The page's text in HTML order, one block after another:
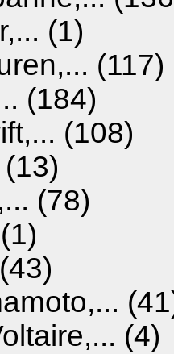
(1)
(117)
(184)
(108)
(78)
(4)